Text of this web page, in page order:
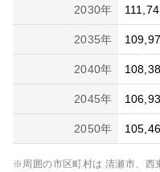
2030年
2035年
2040年
2045年
2050年
※周囲の市区町村は 清瀬市、西